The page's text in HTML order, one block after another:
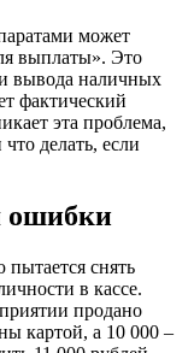
может
выплаты». Это
вывода наличных
фактический
эта проблема,
делать, если
ошибки
снять
в кассе.
продано
картой, а 10 000 –